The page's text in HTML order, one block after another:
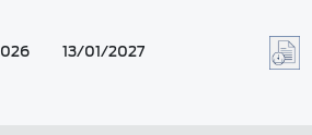
13/01/2027